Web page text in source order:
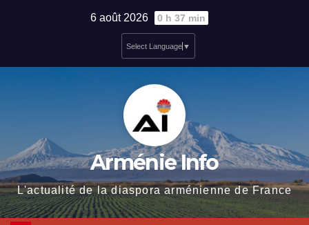
6 août 2026 0 h 37 min
Select Language ▼
Arménie Info
L'actualité de la diaspora arménienne de France